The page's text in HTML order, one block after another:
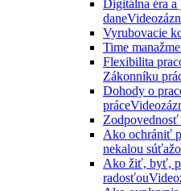
Digitálna éra
dane
Vyrubovacie
Time
Flexibilita
Zákonníku
Dohody o
práce
Ako ochrániť
nekalou
Ako žiť, byť,
radosťou